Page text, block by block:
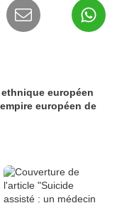
européen
européen de